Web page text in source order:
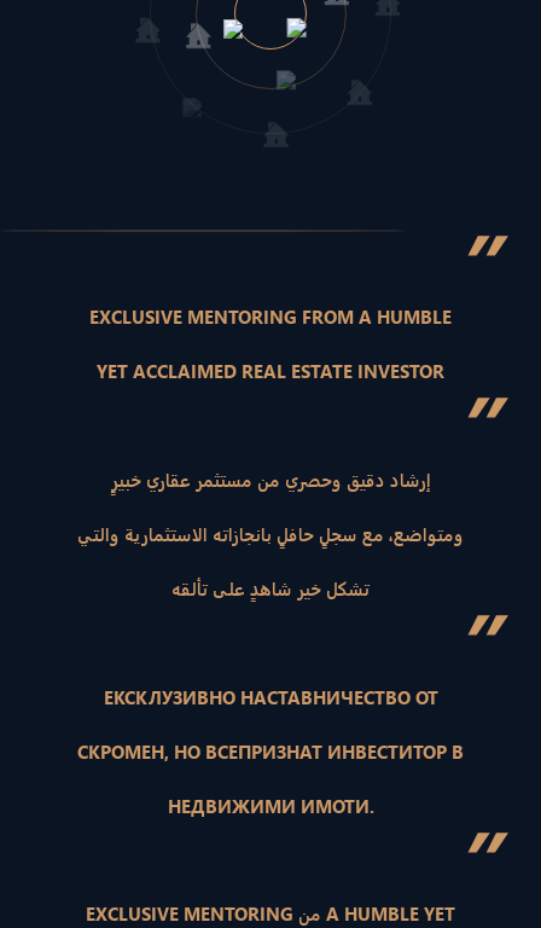
”
EXCLUSIVE MENTORING FROM A HUMBLE
YET ACCLAIMED REAL ESTATE INVESTOR ” إرشاد دقيق وحصري من مستثمر عقاري خبيرٍ
ومتواضع، مع سجلٍ حافلٍ بانجازاته الاستثمارية والتي
تشكل خير شاهدٍ على تألقه ”
ЕКСКЛУЗИВНО НАСТАВНИЧЕСТВО ОТ
СКРОМЕН, НО ВСЕПРИЗНАТ ИНВЕСТИТОР В
НЕДВИЖИМИ ИМОТИ. ” EXCLUSIVE MENTORING من A HUMBLE YET